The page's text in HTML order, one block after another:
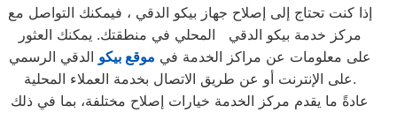
إذا كنت تحتاج إلى إصلاح جهاز بيكو الدقي ، فيمكنك التواصل مع
مركز خدمة بيكو الدقي المحلي في منطقتك. يمكنك العثور
على معلومات عن مراكز الخدمة في موقع بيكو الدقي الرسمي
على الإنترنت أو عن طريق الاتصال بخدمة العملاء المحلية.
عادةً ما يقدم مركز الخدمة خيارات إصلاح مختلفة، بما في ذلك